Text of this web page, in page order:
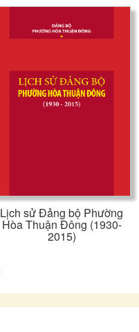
Lịch sử Đảng bộ Phường
Hòa Thuận Đông (1930-
2015)